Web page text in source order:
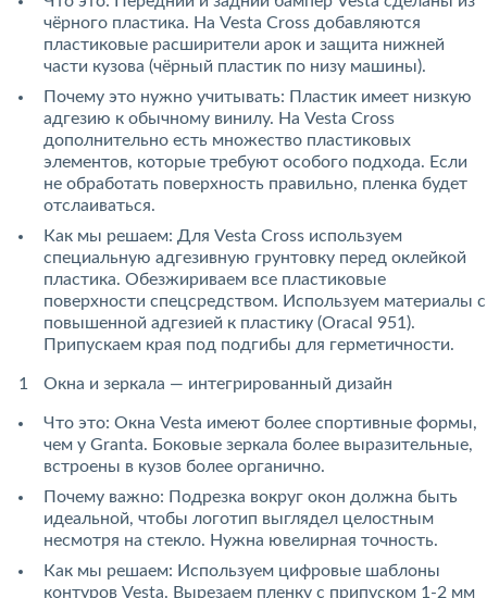
чёрного пластика. На Vesta Cross добавляются
пластиковые расширители арок и защита нижней
части кузова (чёрный пластик по низу машины).
Почему это нужно учитывать: Пластик имеет низкую
адгезию к обычному винилу. На Vesta Cross
дополнительно есть множество пластиковых
элементов, которые требуют особого подхода. Если
не обработать поверхность правильно, пленка будет
отслаиваться.
Как мы решаем: Для Vesta Cross используем
специальную адгезивную грунтовку перед оклейкой
пластика. Обезжириваем все пластиковые
поверхности спецсредством. Используем материалы с
повышенной адгезией к пластику (Oracal 951).
Припускаем края под подгибы для герметичности.
Окна и зеркала — интегрированный дизайн
Что это: Окна Vesta имеют более спортивные формы,
чем у Granta. Боковые зеркала более выразительные,
встроены в кузов более органично.
Почему важно: Подрезка вокруг окон должна быть
идеальной, чтобы логотип выглядел целостным
несмотря на стекло. Нужна ювелирная точность.
Как мы решаем: Используем цифровые шаблоны
контуров Vesta. Вырезаем пленку с припуском 1-2 мм